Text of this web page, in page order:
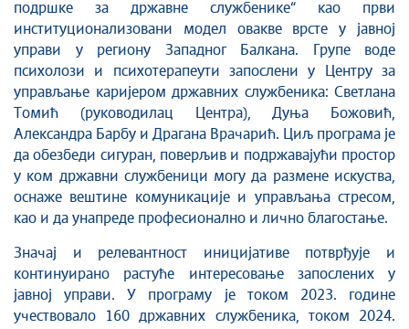
подршке за државне службенике“ као први
институционализовани модел овакве врсте у јавној
управи у региону Западног Балкана. Групе воде
психолози и психотерапеути запослени у Центру за
управљање каријером државних службеника: Светлана
Томић (руководилац Центра), Дуња Божовић,
Александра Барбу и Драгана Врачарић. Циљ програма је
да обезбеди сигуран, поверљив и подржавајући простор
у ком државни службеници могу да размене искуства,
оснаже вештине комуникације и управљања стресом,
као и да унапреде професионално и лично благостање.
Значај и релевантност иницијативе потврђује и
континуирано растуће интересовање запослених у
јавној управи. У програму је током 2023. године
учествовало 160 државних службеника, током 2024.